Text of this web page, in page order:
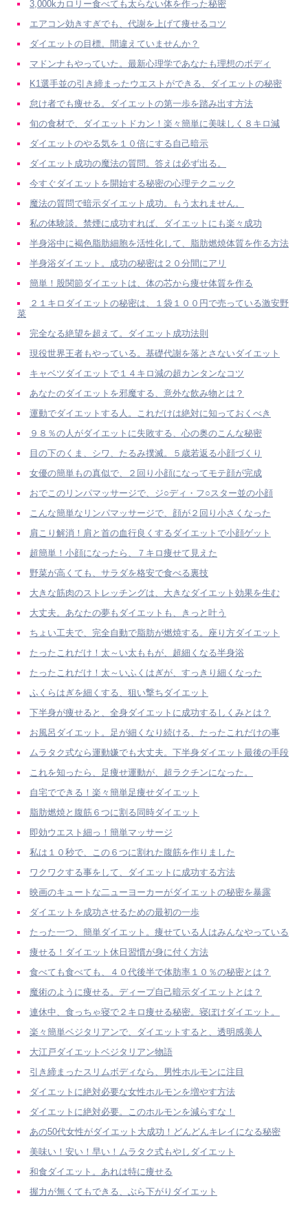
3,000kカロリー食べても太らない体を作った秘密
エアコン効きすぎでも、代謝を上げて痩せるコツ
ダイエットの目標。間違えていませんか？
マドンナもやっていた。最新心理学であなたも理想のボディ
K1選手並の引き締まったウエストができる、ダイエットの秘密
怠け者でも痩せる。ダイエットの第一歩を踏み出す方法
旬の食材で、ダイエットドカン！楽々簡単に美味しく８キロ減
ダイエットのやる気を１０倍にする自己暗示
ダイエット成功の魔法の質問。答えは必ず出る。
今すぐダイエットを開始する秘密の心理テクニック
魔法の質問で暗示ダイエット成功。もう太れません。
私の体験談。禁煙に成功すれば、ダイエットにも楽々成功
半身浴中に褐色脂肪細胞を活性化して、脂肪燃焼体質を作る方法
半身浴ダイエット。成功の秘密は２０分間にアリ
簡単！股関節ダイエットは、体の芯から痩せ体質を作る
２１キロダイエットの秘密は、１袋１００円で売っている激安野
菜
完全なる絶望を超えて。ダイエット成功法則
現役世界王者もやっている。基礎代謝を落とさないダイエット
キャベツダイエットで１４キロ減の超カンタンなコツ
あなたのダイエットを邪魔する、意外な飲み物とは？
運動でダイエットする人。これだけは絶対に知っておくべき
９８％の人がダイエットに失敗する、心の奥のこんな秘密
目の下のくま、シワ、たるみ撲滅。５歳若返る小顔づくり
女優の簡単もの真似で、２回り小顔になってモテ顔が完成
おでこのリンパマッサージで、ジ○ディ・フ○スター並の小顔
こんな簡単なリンパマッサージで、顔が２回り小さくなった
肩こり解消！肩と首の血行良くするダイエットで小顔ゲット
超簡単！小顔になったら、７キロ痩せて見えた
野菜が高くても、サラダを格安で食べる裏技
大きな筋肉のストレッチングは、大きなダイエット効果を生む
大丈夫。あなたの夢もダイエットも、きっと叶う
ちょい工夫で、完全自動で脂肪が燃焼する。座り方ダイエット
たったこれだけ！太～い太ももが、超細くなる半身浴
たったこれだけ！太～いふくはぎが、すっきり細くなった
ふくらはぎを細くする、狙い撃ちダイエット
下半身が痩せると、全身ダイエットに成功するしくみとは？
お風呂ダイエット。足が細くなり続ける、たったこれだけの事
ムラタク式なら運動嫌でも大丈夫。下半身ダイエット最後の手段
これを知ったら、足痩せ運動が、超ラクチンになった。
自宅でできる！楽々簡単足痩せダイエット
脂肪燃焼と腹筋６つに割る同時ダイエット
即効ウエスト細っ！簡単マッサージ
私は１０秒で、この６つに割れた腹筋を作りました
ワクワクする事をして、ダイエットに成功する方法
映画のキュートな二ューヨーカーがダイエットの秘密を暴露
ダイエットを成功させるための最初の一歩
たった一つ、簡単ダイエット。痩せている人はみんなやっている
痩せる！ダイエット休日習慣が身に付く方法
食べても食べても、４０代後半で体肪率１０％の秘密とは？
魔術のように痩せる。ディープ自己暗示ダイエットとは？
連休中、食っちゃ寝で２キロ痩せる秘密。寝ぼけダイエット。
楽々簡単ベジタリアンで、ダイエットすると、透明感美人
大江戸ダイエットベジタリアン物語
引き締まったスリムボディなら、男性ホルモンに注目
ダイエットに絶対必要な女性ホルモンを増やす方法
ダイエットに絶対必要。このホルモンを減らすな！
あの50代女性がダイエット大成功！どんどんキレイになる秘密
美味い！安い！早い！ムラタク式もやしダイエット
和食ダイエット。あれは特に痩せる
握力が無くてもできる、ぶら下がりダイエット